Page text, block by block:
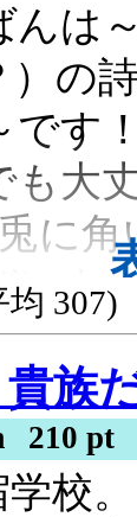
宙海
念
ーラ
フ
界
産
無
社小
は～
）の
です
も大
に
）す
てく
ズラ
均 307)
いた俺が、『
210 pt
。